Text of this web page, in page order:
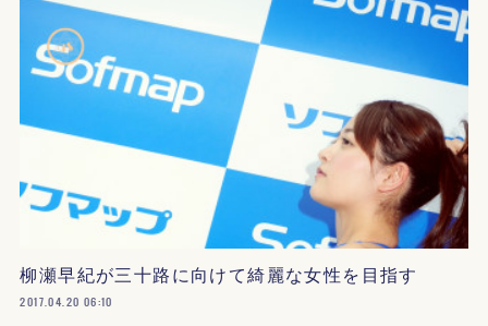
柳瀬早紀が三十路に向けて綺麗な女性を目指す
2017.04.20 06:10